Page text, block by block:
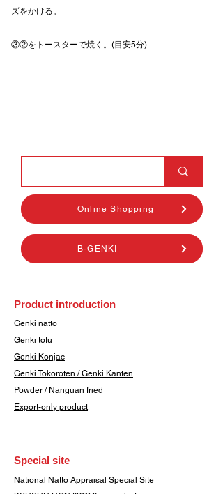
ズをかける。
③②をトースターで焼く。(目安5分)
Online Shopping
B-GENKI
Product introduction
Genki natto
Genki tofu
Genki Konjac
Genki Tokoroten / Genki Kanten
​Powder / Nanguan fried
Export-only product
​Special site
​National Natto Appraisal Special Site